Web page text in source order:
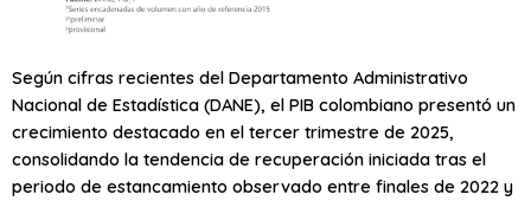
Según cifras recientes del Departamento Administrativo
Nacional de Estadística (DANE), el PIB colombiano presentó un
crecimiento destacado en el tercer trimestre de 2025,
consolidando la tendencia de recuperación iniciada tras el
periodo de estancamiento observado entre finales de 2022 y